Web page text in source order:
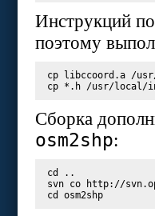
Инструкций по
поэтому
cp libccoord.a /
Сборка
osm2shp:
cd ..
svn co http://